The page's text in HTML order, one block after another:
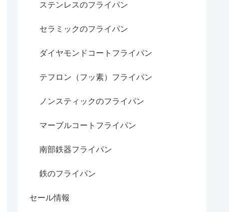
ステンレスのフライパン
セラミックのフライパン
ダイヤモンドコートフライパン
テフロン（フッ素）フライパン
ノンスティックのフライパン
マーブルコートフライパン
南部鉄器フライパン
鉄のフライパン
セール情報